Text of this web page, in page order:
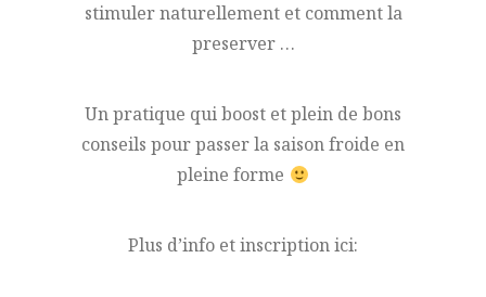
stimuler naturellement et comment la
preserver …
Un pratique qui boost et plein de bons
conseils pour passer la saison froide en
pleine forme
Plus d’info et inscription ici: